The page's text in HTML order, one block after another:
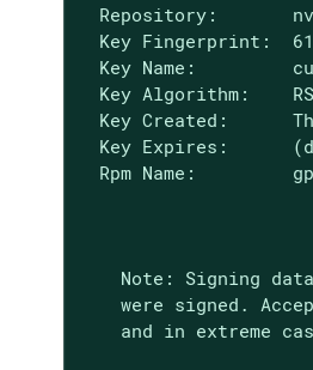
Repository:
Key Fingerprint:
Key Name:
Key Algorithm:
Key Created:
Key Expires:
Rpm Name:
Note: Signing
were signed.
and in extreme